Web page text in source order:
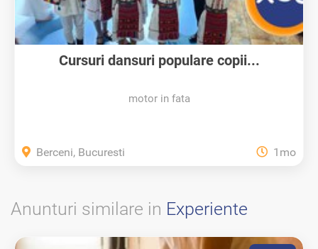
Cursuri dansuri populare copii...
motor in fata
Berceni, Bucuresti 1mo
Anunturi similare in Experiente